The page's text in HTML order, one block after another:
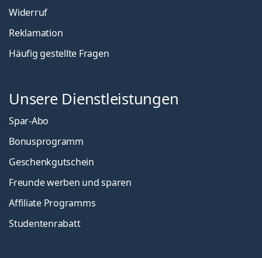
Widerruf
Reklamation
Häufig gestellte Fragen
Unsere Dienstleistungen
Spar-Abo
Bonusprogramm
Geschenkgutschein
Freunde werben und sparen
Affiliate Programms
Studentenrabatt